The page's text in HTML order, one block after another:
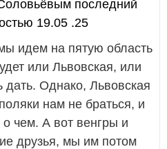
последний
19.05 .25
идем на пятую область
или Львовская, или
дать. Однако, Львовская
нам не браться, и
о чем. А вот венгры и
друзья, мы им потом